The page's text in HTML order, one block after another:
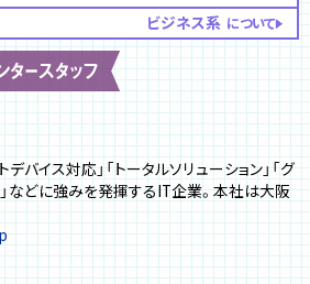
ビジネス系 について
バイス対応」「トータルソリューション」「グ
などに強みを発揮するIT企業。本社は大阪